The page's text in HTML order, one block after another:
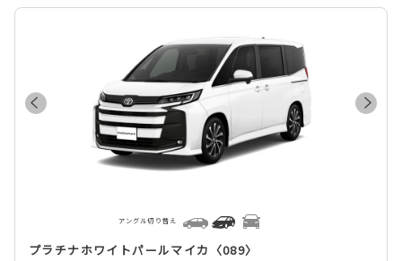
プラチナホワイトパールマイカ〈089〉
アングル切り替え